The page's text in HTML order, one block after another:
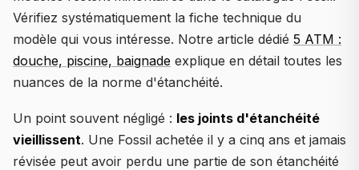
Vérifiez systématiquement la fiche technique du
modèle qui vous intéresse. Notre article dédié 5 ATM :
douche, piscine, baignade explique en détail toutes les
nuances de la norme d'étanchéité.
Un point souvent négligé : les joints d'étanchéité
vieillissent. Une Fossil achetée il y a cinq ans et jamais
révisée peut avoir perdu une partie de son étanchéité